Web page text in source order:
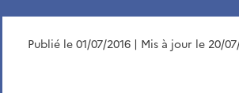
Publié le 01/07/2016 | Mis à jour le 20/